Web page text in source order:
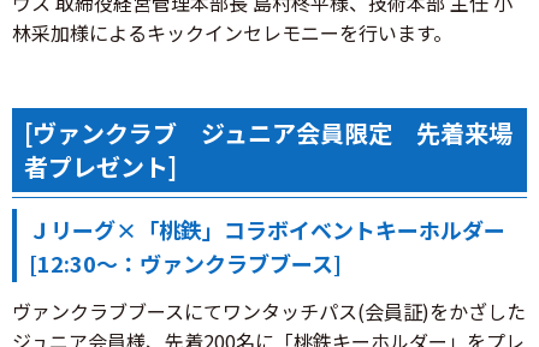
林采加様によるキックインセレモニーを行います。
[ヴァンクラブ ジュニア会員限定 先着来場
者プレゼント]
Ｊリーグ×「桃鉄」コラボイベントキーホルダー
[12:30～：ヴァンクラブブース]
ヴァンクラブブースにてワンタッチパス(会員証)をかざした